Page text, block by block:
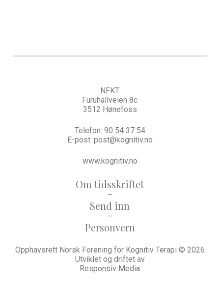
Om tidsskriftet
–
Send inn
–
Personvern
Opphavsrett Norsk Forening for Kognitiv Terapi © 2026
Utviklet og driftet av
Responsiv Media
NFKT
Furuhallveien 8c
3512 Hønefoss
Telefon: 90 54 37 54
E-post: post@kognitiv.no
www.kognitiv.no